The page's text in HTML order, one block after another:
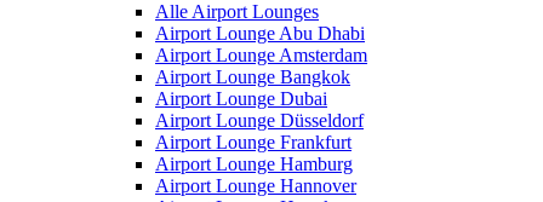
Alle Airport Lounges
Airport Lounge Abu Dhabi
Airport Lounge Amsterdam
Airport Lounge Bangkok
Airport Lounge Dubai
Airport Lounge Düsseldorf
Airport Lounge Frankfurt
Airport Lounge Hamburg
Airport Lounge Hannover